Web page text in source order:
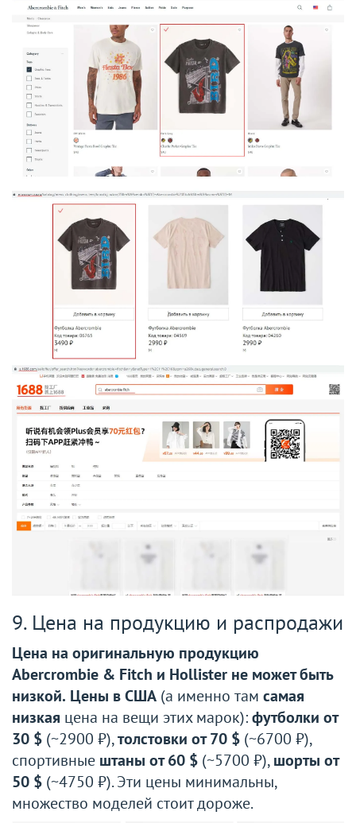
9. Цена на продукцию и распродажи
Цена на оригинальную продукцию
Abercrombie & Fitch и Hollister не может быть
низкой. Цены в США (а именно там самая
низкая цена на вещи этих марок):футболки от
30 $ (~2900 ₽),толстовки от 70 $ (~6700 ₽),
спортивные штаны от 60 $ (~5700 ₽),шорты от
50 $ (~4750 ₽). Эти цены минимальны,
множество моделей стоит дороже.